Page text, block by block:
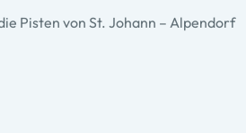
Pisten von St. Johann – Alpendorf